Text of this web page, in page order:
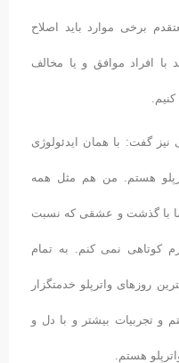
برخی موارد باید اصلاح
با افراد موافق و یا مخالف
نیز گفت: با همان ایدئولوژی
هستم. من هم مثل همه
با گذشت و عشقی که نسبت
کوتاهی نمی کنم. به تمام
روزهای واترپلو خدمتگزار
و تجربیات بیشتر و با دل و
هستم.